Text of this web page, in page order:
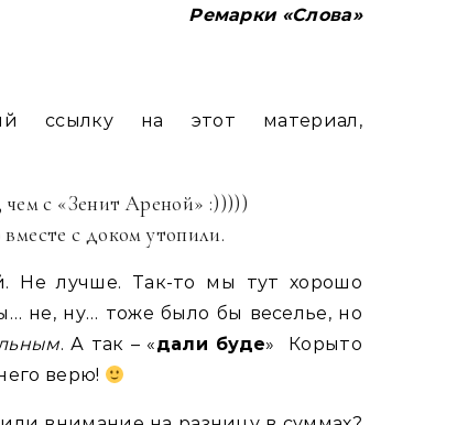
Ремарки «Слова»
ссылку на этот материал,
чем с «Зенит Ареной» :)))))
с доком утопили.
Не лучше. Так-то мы тут хорошо
не, ну… тоже было бы веселье, но
. А так – «дали буде» Корыто
верю!